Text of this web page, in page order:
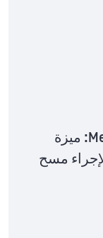
إصدار MetaDefender™ Drive .4.7: ميزة
مسح